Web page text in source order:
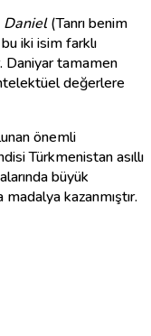
Daniel(Tanrı benim
bu iki isim farklı
tamamen
değerlere
önemli
Türkmenistan asıllı
büyük
kazanmıştır.